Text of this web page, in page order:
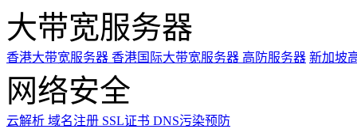
大带宽服务器
香港大带宽服务器 香港国际大带宽服务器 高防服务器 新加坡
网络安全
云解析 域名注册 SSL证书 DNS污染预防